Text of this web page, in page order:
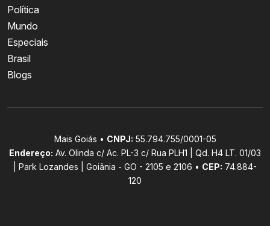
Política
Mundo
Especiais
Brasil
Blogs
Mais Goiás • CNPJ: 55.794.755/0001-05
Endereço: Av. Olinda c/ Ac. PL-3 c/ Rua PLH1 | Qd. H4 LT. 01/03
| Park Lozandes | Goiânia - GO - 2105 e 2106 • CEP: 74.884-
120